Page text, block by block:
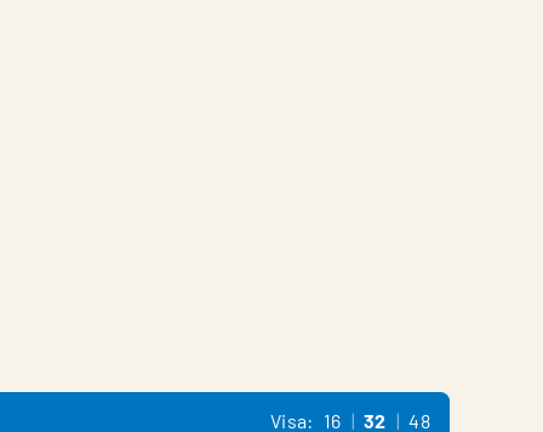
Visa: 16 32 48